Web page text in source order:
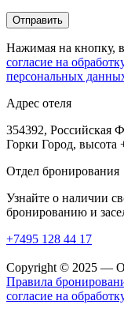
Нажимая на кнопку,
согласие на
персональных
Адрес отеля
354392, Российская
Горки Город, высота
Отдел бронирования
Узнайте о наличии
бронированию и
+7495 128 44 17
Copyright © 2025 —
Правила
согласие на